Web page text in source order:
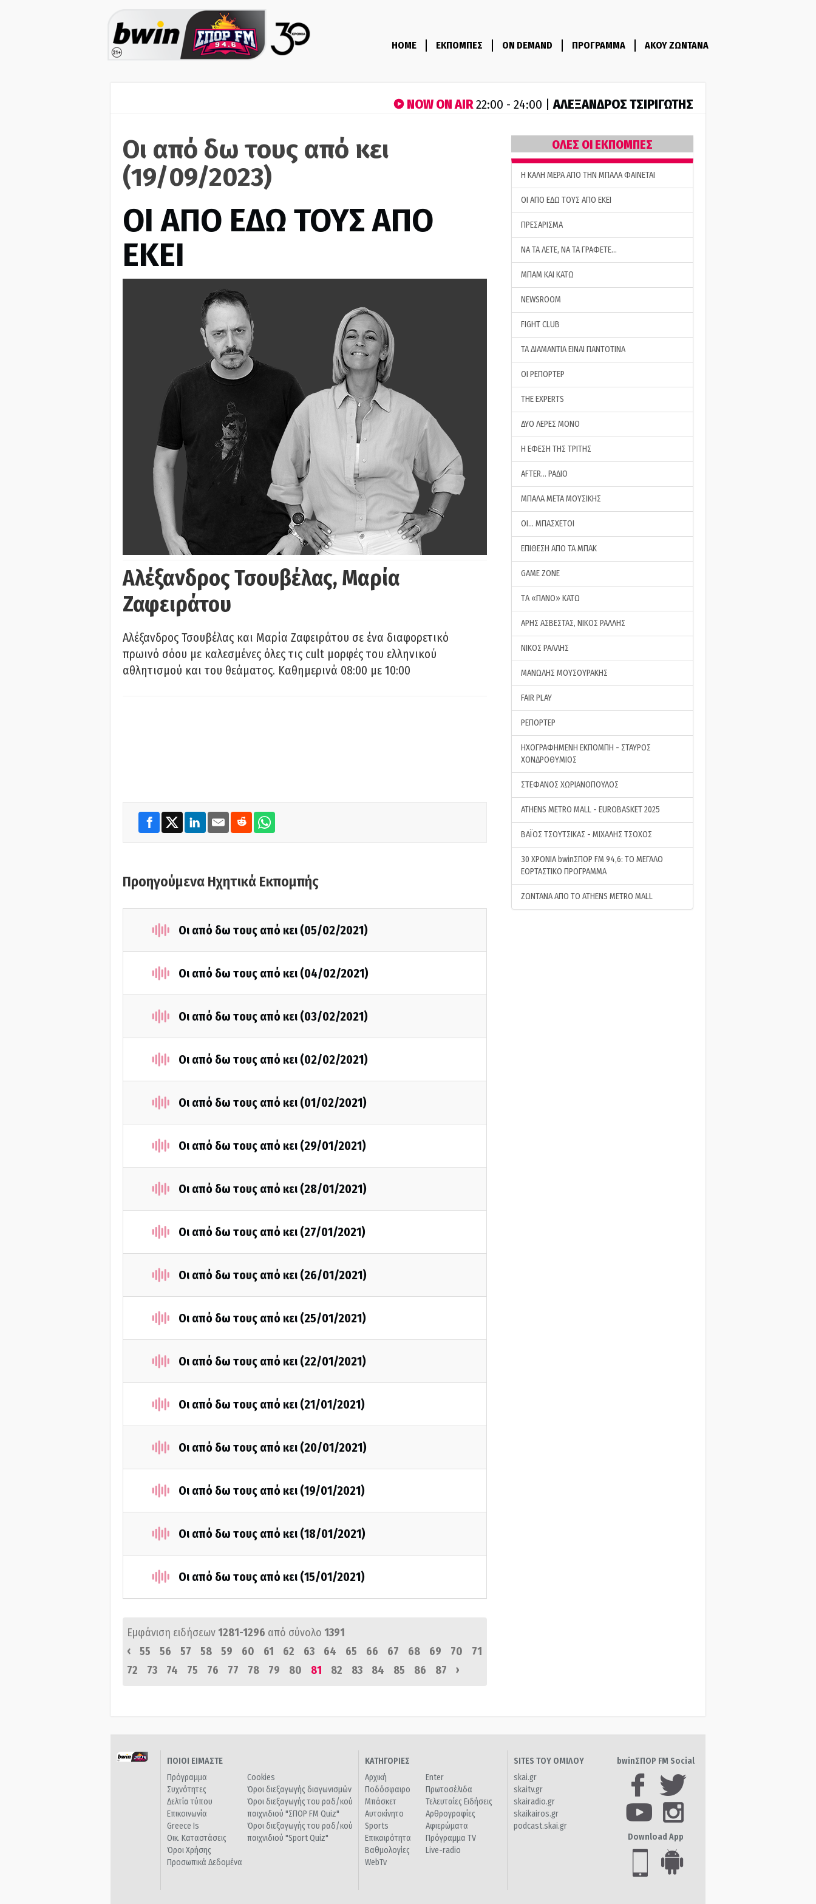
HOME ΕΚΠΟΜΠΕΣ ON DEMAND ΠΡΟΓΡΑΜΜΑ ΑΚΟΥ ΖΩΝΤΑΝΑ
NOW ON AIR22:00 - 24:00 |ΑΛΕΞΑΝΔΡΟΣ ΤΣΙΡΙΓΩΤΗΣ
Οι από δω τους από κει
(19/09/2023)
ΟΙ ΑΠΟ ΕΔΩ ΤΟΥΣ ΑΠΟ
ΕΚΕΙ
Αλέξανδρος Τσουβέλας, Μαρία
Ζαφειράτου
Αλέξανδρος Τσουβέλας και Μαρία Ζαφειράτου σε ένα διαφορετικό
πρωινό σόου με καλεσμένες όλες τις cult μορφές του ελληνικού
αθλητισμού και του θεάματος. Καθημερινά 08:00 με 10:00
Προηγούμενα Ηχητικά Εκπομπής
Οι από δω τους από κει (05/02/2021)
Οι από δω τους από κει (04/02/2021)
Οι από δω τους από κει (03/02/2021)
Οι από δω τους από κει (02/02/2021)
Οι από δω τους από κει (01/02/2021)
Οι από δω τους από κει (29/01/2021)
Οι από δω τους από κει (28/01/2021)
Οι από δω τους από κει (27/01/2021)
Οι από δω τους από κει (26/01/2021)
Οι από δω τους από κει (25/01/2021)
Οι από δω τους από κει (22/01/2021)
Οι από δω τους από κει (21/01/2021)
Οι από δω τους από κει (20/01/2021)
Οι από δω τους από κει (19/01/2021)
Οι από δω τους από κει (18/01/2021)
Οι από δω τους από κει (15/01/2021)
Εμφάνιση ειδήσεων1281-1296 από σύνολο 1391
‹
55 56 57 58 59 60 61 62 63 64 65 66 67 68 69 70
71
72
73 74 75 76 77 78 79 80 81 82 83 84 85 86 87 ›
ΟΛΕΣ ΟΙ ΕΚΠΟΜΠΕΣ
H ΚΑΛΗ ΜΕΡΑ ΑΠΟ ΤΗΝ ΜΠΑΛΑ ΦΑΙΝΕΤΑΙ
ΟΙ ΑΠΟ ΕΔΩ ΤΟΥΣ ΑΠΟ ΕΚΕΙ
ΠΡΕΣΑΡΙΣΜΑ
ΝΑ ΤΑ ΛΕΤΕ, ΝΑ ΤΑ ΓΡΑΦΕΤΕ…
ΜΠΑΜ ΚΑΙ ΚΑΤΩ
NEWSROOM
FIGHT CLUB
ΤΑ ΔΙΑΜΑΝΤΙΑ ΕΙΝΑΙ ΠΑΝΤΟΤΙΝΑ
ΟΙ ΡΕΠΟΡΤΕΡ
THE EXPERTS
ΔΥΟ ΛΕΡΕΣ ΜΟΝΟ
Η ΕΦΕΣΗ ΤΗΣ ΤΡΙΤΗΣ
AFTER… ΡΑΔΙΟ
ΜΠΑΛΑ ΜΕΤΑ ΜΟΥΣΙΚΗΣ
ΟΙ… ΜΠΑΣΧΕΤΟΙ
ΕΠΙΘΕΣΗ ΑΠΟ ΤΑ ΜΠΑΚ
GAME ZONE
ΤA «ΠΑΝΟ» ΚΑΤΩ
ΑΡΗΣ ΑΣΒΕΣΤΑΣ, ΝΙΚΟΣ ΡΑΛΛΗΣ
ΝΙΚΟΣ ΡΑΛΛΗΣ
ΜΑΝΩΛΗΣ ΜΟΥΣΟΥΡΑΚΗΣ
FAIR PLAY
ΡΕΠΟΡΤΕΡ
ΗΧΟΓΡΑΦΗΜΕΝΗ ΕΚΠΟΜΠΗ - ΣΤΑΥΡΟΣ
ΧΟΝΔΡΟΘΥΜΙΟΣ
ΣΤΕΦΑΝΟΣ ΧΩΡΙΑΝΟΠΟΥΛΟΣ
ATHENS METRO MALL - EUROBASKET 2025
ΒΑΪΟΣ ΤΣΟΥΤΣΙΚΑΣ - ΜΙΧΑΛΗΣ ΤΣΟΧΟΣ
30 ΧΡΟΝΙΑ bwinΣΠΟΡ FM 94,6: ΤΟ ΜΕΓΑΛΟ
ΕΟΡΤΑΣΤΙΚΟ ΠΡΟΓΡΑΜΜΑ
ΖΩΝΤΑΝΑ ΑΠΟ ΤΟ ATHENS METRO MALL
ΠΟΙΟΙ ΕΙΜΑΣΤΕ
Πρόγραμμα
Συχνότητες
Δελτία τύπου
Επικοινωνία
Greece Is
Οικ. Καταστάσεις
Όροι Χρήσης
Προσωπικά Δεδομένα
Cookies
Όροι διεξαγωγής διαγωνισμών
Όροι διεξαγωγής του ραδ/κού
παιχνιδιού "ΣΠΟΡ FM Quiz"
Όροι διεξαγωγής του ραδ/κού
παιχνιδιού "Sport Quiz"
ΚΑΤΗΓΟΡΙΕΣ
Αρχική
Ποδόσφαιρο
Μπάσκετ
Αυτοκίνητο
Sports
Επικαιρότητα
Βαθμολογίες
WebTv
Enter
Πρωτοσέλιδα
Τελευταίες Ειδήσεις
Αρθρογραφίες
Αφιερώματα
Πρόγραμμα TV
Live-radio
SITES ΤΟΥ ΟΜΙΛΟΥ
skai.gr
skaitv.gr
skairadio.gr
skaikairos.gr
podcast.skai.gr
bwinΣΠΟΡ FM Social
Download App